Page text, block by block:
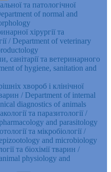
та патологічної
of normal and
хірургії та
/ Department of veterinary
санітарії та ветеринарного
of hygiene, sanitation and
хвороб і клінічної
/ Department of internal
diagnostics of animals
та паразитології /
and parasitology
та мікробіології /
and microbiology
та біохімії тварин /
physiology and